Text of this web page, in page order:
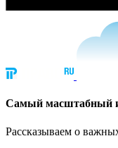
Cамый масштабный
Рассказываем о